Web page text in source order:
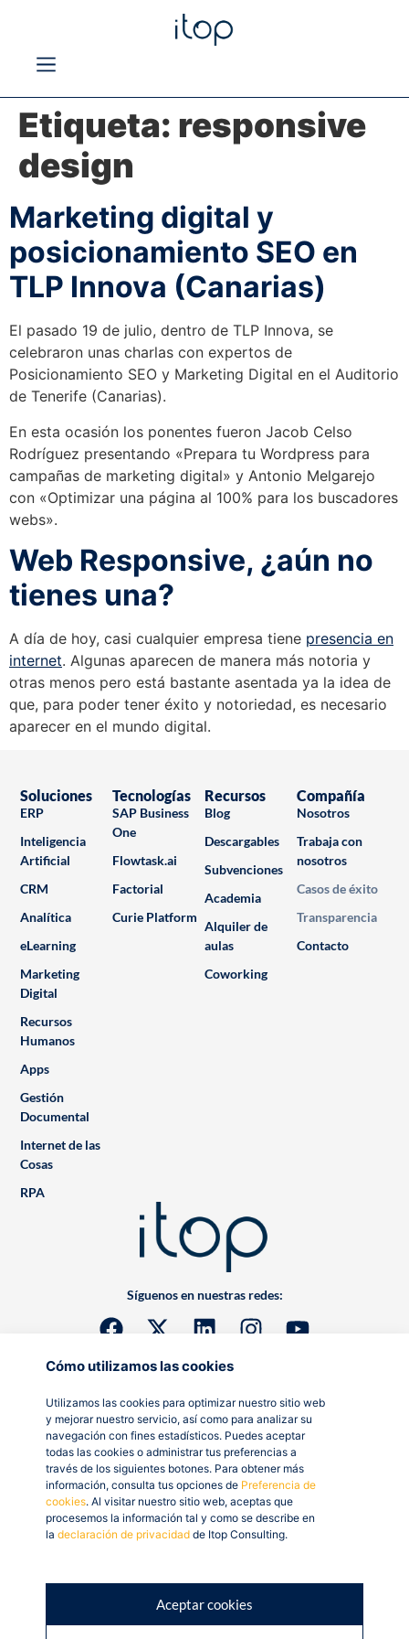
Cómo utilizamos las cookies
Utilizamos las cookies para optimizar nuestro sitio web
y mejorar nuestro servicio, así como para analizar su
navegación con fines estadísticos. Puedes aceptar
todas las cookies o administrar tus preferencias a
través de los siguientes botones. Para obtener más
información, consulta tus opciones de Preferencia de
cookies. Al visitar nuestro sitio web, aceptas que
procesemos la información tal y como se describe en
la declaración de privacidad de Itop Consulting.
Aceptar cookies
Etiqueta: responsive
design
Marketing digital y
posicionamiento SEO en
TLP Innova (Canarias)
El pasado 19 de julio, dentro de TLP Innova, se
celebraron unas charlas con expertos de
Posicionamiento SEO y Marketing Digital en el Auditorio
de Tenerife (Canarias).
En esta ocasión los ponentes fueron Jacob Celso
Rodríguez presentando «Prepara tu Wordpress para
campañas de marketing digital» y Antonio Melgarejo
con «Optimizar una página al 100% para los buscadores
webs».
Web Responsive, ¿aún no
tienes una?
A día de hoy, casi cualquier empresa tiene presencia en
internet. Algunas aparecen de manera más notoria y
otras menos pero está bastante asentada ya la idea de
que, para poder tener éxito y notoriedad, es necesario
aparecer en el mundo digital.
Síguenos en nuestras redes:
Soluciones
ERP
Inteligencia
Artificial
CRM
Analítica
eLearning
Marketing
Digital
Recursos
Humanos
Apps
Gestión
Documental
Internet de las
Cosas
RPA
Tecnologías
SAP Business
One
Flowtask.ai
Factorial
Curie Platform
Recursos
Blog
Descargables
Subvenciones
Academia
Alquiler de
aulas
Coworking
Compañía
Nosotros
Trabaja con
nosotros
Casos de éxito
Transparencia
Contacto